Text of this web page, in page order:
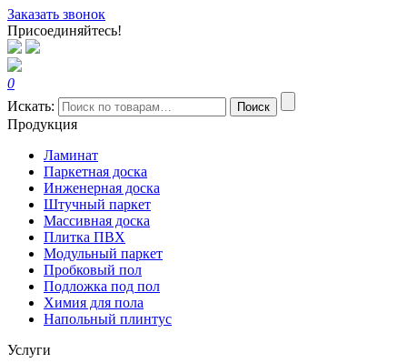
Заказать звонок
Присоединяйтесь!
0
Искать:
Поиск
Продукция
Ламинат
Паркетная доска
Инженерная доска
Штучный паркет
Массивная доска
Плитка ПВХ
Модульный паркет
Пробковый пол
Подложка под пол
Химия для пола
Напольный плинтус
Услуги